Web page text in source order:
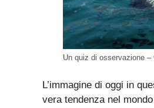
Un quiz di osservazione
L’immagine di oggi in
vera tendenza nel